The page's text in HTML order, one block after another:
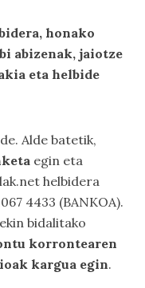
honako
abizenak, jaiotze
eta helbide
Alde batetik,
egin eta
helbidera
4433 (BANKOA).
bidalitako
korrontearen
kargua egin.